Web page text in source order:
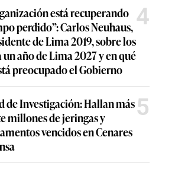
está recuperando
perdido”: Carlos Neuhaus,
de Lima 2019, sobre los
un año de Lima 2027 y en qué
preocupado el Gobierno
4
de Investigación: Hallan más
millones de jeringas y
vencidos en Cenares
5